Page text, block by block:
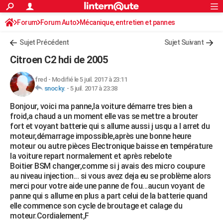
ACTUALITÉS
Politique
Société
Faits Divers
Education
Monde
Villes
+
FINANCE
Retraite
Impôts
Epargne
Immobilier
Risques naturels par ville
Banque
Assurance
Crédit
AUTO
Essais
Réserver un essai
Citadines
Berlines
SUV
Forum auto
+HIGH-TECH
Mobiles
Meilleur smartphone
Internet
Ordinateurs
Jeux vidéo
Guide high-tech
+BRICOLAGE
Forum
Aménagement intérieur
Extérieur
Cuisine
Salle de bains
Jardinage
Rangement
WEEK-END
Guides de France
Escapades
Patrimoine
Expositions
Musées
Week-end nature
LIFESTYLE
Art de vivre
Modes de vie
SANTE
Alimentation
Guide de la santé
Maladies
Médicaments
Sommeil
VOYAGE
Rechercher
S'inscrire
Connexion
Forum Forum Auto Mécanique, entretien et pannes
Sujet Précédent Sujet Suivant
Citroen C2 hdi de 2005
fred - Modifié le 5 juil. 2017 à 23:11
snocky. - 5 juil. 2017 à 23:38
Bonjour, voici ma panne,la voiture démarre tres bien a
froid,a chaud a un moment elle vas se mettre a brouter
fort et voyant batterie qui s allume aussi j usqu a l arret du
moteur,démarrage impossible,après une bonne heure
moteur ou autre pièces Electronique baisse en température
la voiture repart normalement et après rebelote
Boitier BSM changer,comme si j avais des micro coupure
au niveau injection... si vous avez deja eu se problème alors
merci pour votre aide une panne de fou...aucun voyant de
panne qui s allume en plus a part celui de la batterie quand
elle commence son cycle de broutage et calage du
moteur.Cordialement,F